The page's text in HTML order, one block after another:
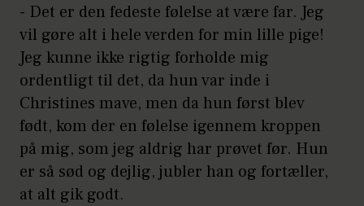
- Det er den fedeste følelse at være far. Jeg
vil gøre alt i hele verden for min lille pige!
Jeg kunne ikke rigtig forholde mig
ordentligt til det, da hun var inde i
Christines mave, men da hun først blev
født, kom der en følelse igennem kroppen
på mig, som jeg aldrig har prøvet før. Hun
er så sød og dejlig, jubler han og fortæller,
at alt gik godt.